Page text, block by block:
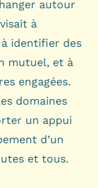
autour
à
identifier des
mutuel, et à
engagées.
domaines
un appui
d’un
et tous.